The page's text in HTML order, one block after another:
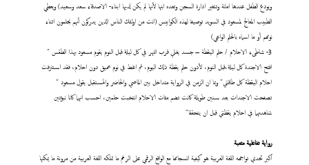
ويودع الطفل عندها امانة وتتغير ادارة السجن وتعده ابنها لأنها لم يكن لديها ابناء- الاصدقاء سعد وسعيد) ويعطي
الطبيب المعالج لمسعود في السويد توصيفا لهذه الكوابيس (انت من اولئك الناس الذين يدركون أنهم يحلمون اثناء
نومهم أو ما اسماه بالحلم الواعي)
3- شاطىء الاحلام / حلم اليقطة – جسد يغلي قرب النهر في كل ليلة قبل النوم يقوم مسعود بهذا الطقس "
افتح الاجندة كل ليلة،قبل النوم، لأدون حلم يقظة ذلك اليوم، ثم اغط في نوم عميق دون احلام، فقد استنزفت
احلام اليقظة كل طاقتي" وبما ان الزمن في الرواية متداخل بين الماضي والحاضر والمستقبل يقول مسعود "
تصفحت الاجندات بعد سنين طويلة كانت تضم مئات الاحلام انتخبت حلمين، احسب انهما كانا نبؤتين
شاهدتهما في احلام يقظتي قبل ان يتحققا"
رواية تفاعلية متعبة
اكبر تحدي تواجهه اللغة العربية هو كيفية انسجامها مع الواقع الرقمي على الرغم ما تملكه اللغة العربية من مرونة ما يمكنها